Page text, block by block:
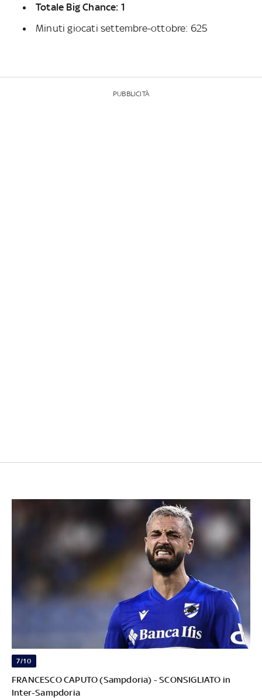
Totale Big Chance: 1
Minuti giocati settembre-ottobre: 625
PUBBLICITÀ
7/10
FRANCESCO CAPUTO (Sampdoria) - SCONSIGLIATO in
Inter-Sampdoria